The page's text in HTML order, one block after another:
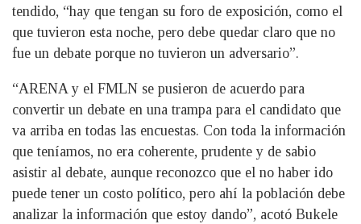
tendido, “hay que tengan su foro de exposición, como el
que tuvieron esta noche, pero debe quedar claro que no
fue un debate porque no tuvieron un adversario”.
“ARENA y el FMLN se pusieron de acuerdo para
convertir un debate en una trampa para el candidato que
va arriba en todas las encuestas. Con toda la información
que teníamos, no era coherente, prudente y de sabio
asistir al debate, aunque reconozco que el no haber ido
puede tener un costo político, pero ahí la población debe
analizar la información que estoy dando”, acotó Bukele